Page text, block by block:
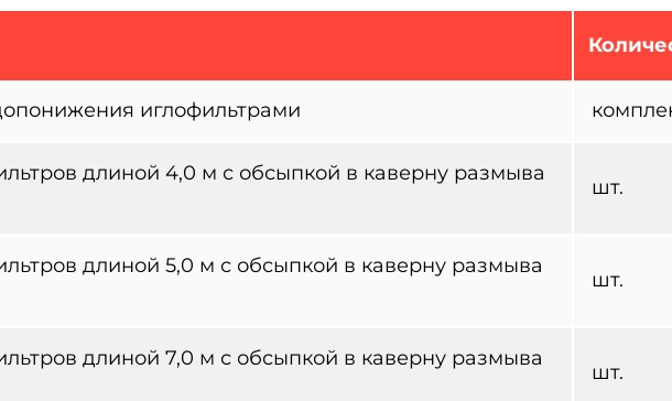
иглофильтрами
длиной 4,0 м с обсыпкой в каверну размыва
шт.
длиной 5,0 м с обсыпкой в каверну размыва
шт.
длиной 7,0 м с обсыпкой в каверну размыва
шт.